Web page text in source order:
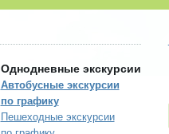
Однодневные экскурсии
Автобусные экскурсии
по графику
Пешеходные экскурсии